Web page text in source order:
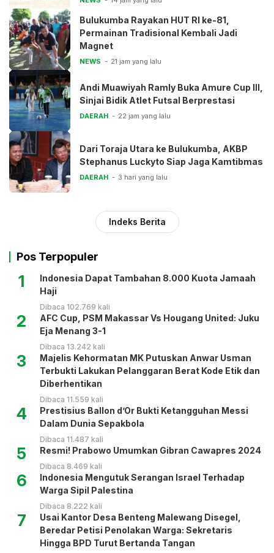
Bulukumba Rayakan HUT RI ke-81,
Permainan Tradisional Kembali Jadi
Magnet
NEWS 21 jam yang lalu
Andi Muawiyah Ramly Buka Amure Cup III,
Sinjai Bidik Atlet Futsal Berprestasi
DAERAH 22 jam yang lalu
Dari Toraja Utara ke Bulukumba, AKBP
Stephanus Luckyto Siap Jaga Kamtibmas
DAERAH 3 hari yang lalu
Indeks Berita
Pos Terpopuler
1
Indonesia Dapat Tambahan 8.000 Kuota Jamaah
Haji
Dibaca 102.769 kali
2
AFC Cup, PSM Makassar Vs Hougang United: Juku
Eja Menang 3-1
Dibaca 13.242 kali
3
Majelis Kehormatan MK Putuskan Anwar Usman
Terbukti Lakukan Pelanggaran Berat Kode Etik dan
Diberhentikan
Dibaca 11.559 kali
4
Prestisius Ballon d’Or Bukti Ketangguhan Messi
Dalam Dunia Sepakbola
Dibaca 11.487 kali
5 Resmi! Prabowo Umumkan Gibran Cawapres 2024
Dibaca 8.469 kali
6
Indonesia Mengutuk Serangan Israel Terhadap
Warga Sipil Palestina
Dibaca 8.222 kali
7
Usai Kantor Desa Benteng Malewang Disegel,
Beredar Petisi Penolakan Warga: Sekretaris
Hingga BPD Turut Bertanda Tangan